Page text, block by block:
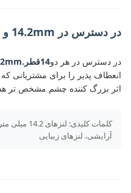
در دسترس در 14.2mm و 14.5mm
در دسترس در هر دو14قطر.2mm و 14.5mm
انعطاف پذیر را برای مشتریانی
اثر بزرگ کننده چشم مشخص تر
آرایشی، لنزهای زیبایی